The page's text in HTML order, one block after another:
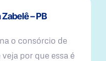
– PB
o consórcio de
por que essa é